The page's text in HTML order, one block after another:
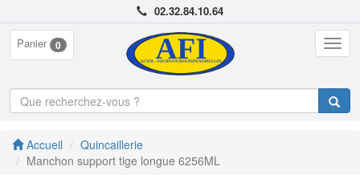
02.32.84.10.64
Panier 0
Accueil
Quincaillerie
Manchon support tige longue 6256ML